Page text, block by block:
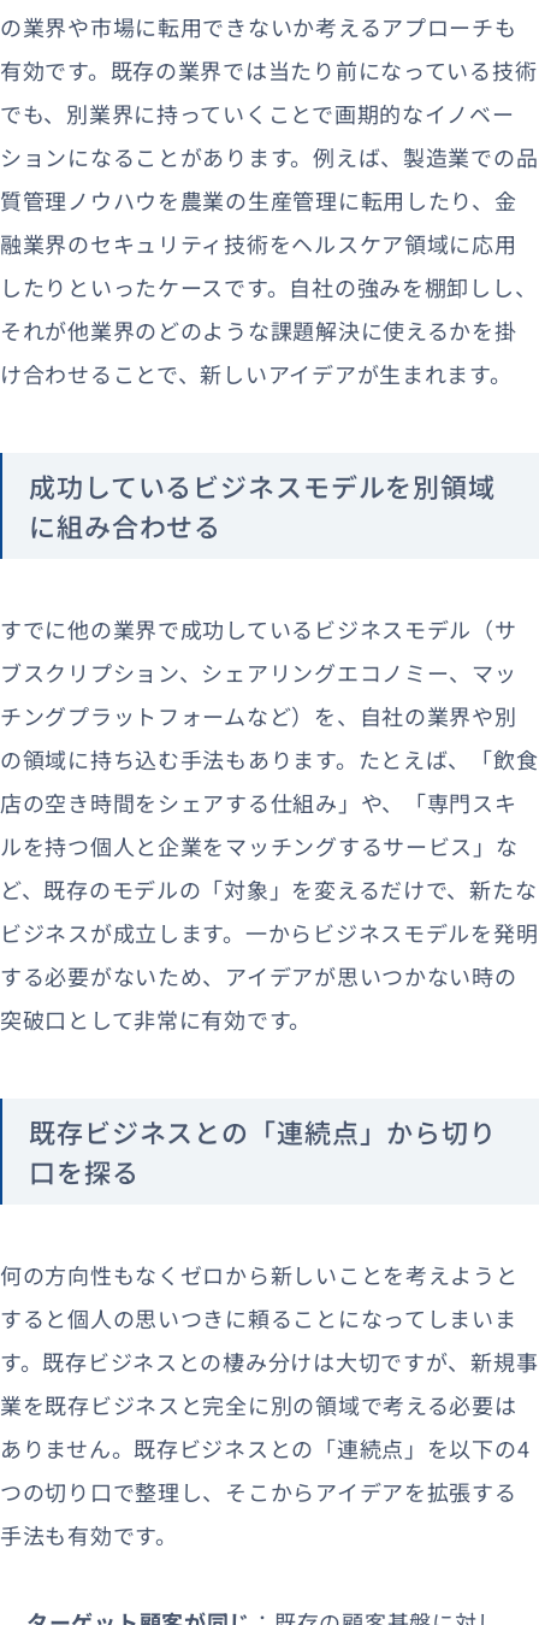
の業界や市場に転用できないか考えるアプローチも
有効です。既存の業界では当たり前になっている技術
でも、別業界に持っていくことで画期的なイノベー
ションになることがあります。例えば、製造業での品
質管理ノウハウを農業の生産管理に転用したり、金
融業界のセキュリティ技術をヘルスケア領域に応用
したりといったケースです。自社の強みを棚卸しし、
それが他業界のどのような課題解決に使えるかを掛
け合わせることで、新しいアイデアが生まれます。
成功しているビジネスモデルを別領域
に組み合わせる
すでに他の業界で成功しているビジネスモデル（サ
ブスクリプション、シェアリングエコノミー、マッ
チングプラットフォームなど）を、自社の業界や別
の領域に持ち込む手法もあります。たとえば、「飲食
店の空き時間をシェアする仕組み」や、「専門スキ
ルを持つ個人と企業をマッチングするサービス」な
ど、既存のモデルの「対象」を変えるだけで、新たな
ビジネスが成立します。一からビジネスモデルを発明
する必要がないため、アイデアが思いつかない時の
突破口として非常に有効です。
既存ビジネスとの「連続点」から切り
口を探る
何の方向性もなくゼロから新しいことを考えようと
すると個人の思いつきに頼ることになってしまいま
す。既存ビジネスとの棲み分けは大切ですが、新規事
業を既存ビジネスと完全に別の領域で考える必要は
ありません。既存ビジネスとの「連続点」を以下の4
つの切り口で整理し、そこからアイデアを拡張する
手法も有効です。